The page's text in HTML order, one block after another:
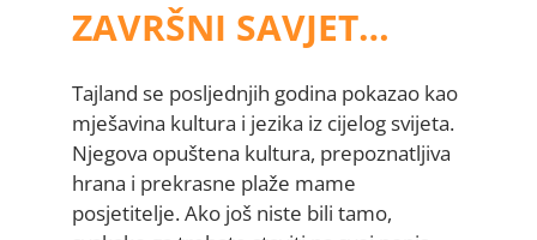
ZAVRŠNI SAVJET…
Tajland se posljednjih godina pokazao kao
mješavina kultura i jezika iz cijelog svijeta.
Njegova opuštena kultura, prepoznatljiva
hrana i prekrasne plaže mame
posjetitelje. Ako još niste bili tamo,